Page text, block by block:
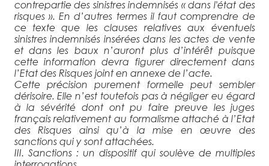
contrepartie des sinistres indemnisés «dans l'état des
risques». En d’autres termes il faut comprendre de
ce texte que les clauses relatives aux éventuels
sinistres indemnisés insérées dans les actes de vente
et dans les baux n’auront plus d’intérêt puisque
cette information devra figurer directement dans
l’Etat des Risques joint en annexe de l’acte.
Cette précision purement formelle peut sembler
dérisoire. Elle n’est toutefois pas à négliger eu égard
à la sévérité dont ont pu faire preuve les juges
français relativement au formalisme attaché à l’Etat
des Risques ainsi qu’à la mise en œuvre des
sanctions qui y sont attachées.
III. Sanctions : un dispositif qui soulève de multiples